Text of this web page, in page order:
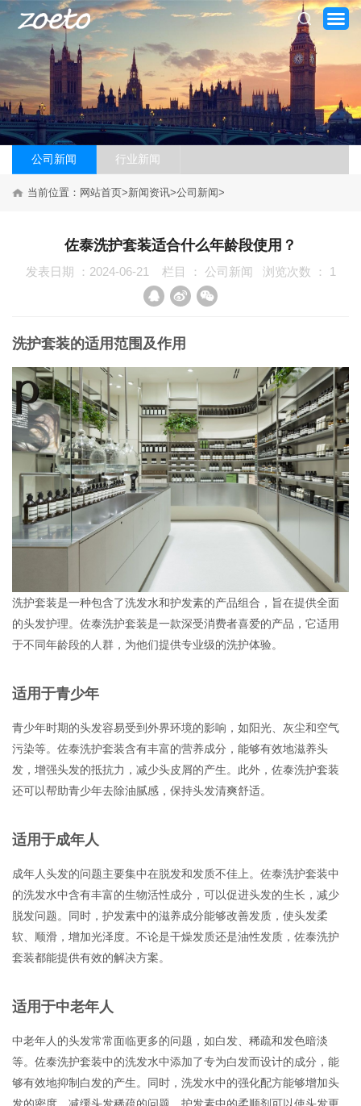
网站首页
产品系列
品牌加盟
联系我们
公司新闻 行业新闻
当前位置： 网站首页>新闻资讯>公司新闻>
佐泰洗护套装适合什么年龄段使用？
发表日期 ：2024-06-21 栏目 ： 公司新闻 浏览次数 ： 1
洗护套装的适用范围及作用
洗护套装是一种包含了洗发水和护发素的产品组合，旨在提供全面
的头发护理。佐泰洗护套装是一款深受消费者喜爱的产品，它适用
于不同年龄段的人群，为他们提供专业级的洗护体验。
适用于青少年
青少年时期的头发容易受到外界环境的影响，如阳光、灰尘和空气
污染等。佐泰洗护套装含有丰富的营养成分，能够有效地滋养头
发，增强头发的抵抗力，减少头皮屑的产生。此外，佐泰洗护套装
还可以帮助青少年去除油腻感，保持头发清爽舒适。
适用于成年人
成年人头发的问题主要集中在脱发和发质不佳上。佐泰洗护套装中
的洗发水中含有丰富的生物活性成分，可以促进头发的生长，减少
脱发问题。同时，护发素中的滋养成分能够改善发质，使头发柔
软、顺滑，增加光泽度。不论是干燥发质还是油性发质，佐泰洗护
套装都能提供有效的解决方案。
适用于中老年人
中老年人的头发常常面临更多的问题，如白发、稀疏和发色暗淡
等。佐泰洗护套装中的洗发水中添加了专为白发而设计的成分，能
够有效地抑制白发的产生。同时，洗发水中的强化配方能够增加头
发的密度，减缓头发稀疏的问题。护发素中的柔顺剂可以使头发更